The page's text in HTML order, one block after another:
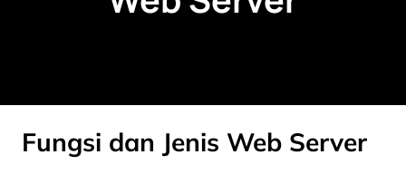
Fungsi dan Jenis Web Server